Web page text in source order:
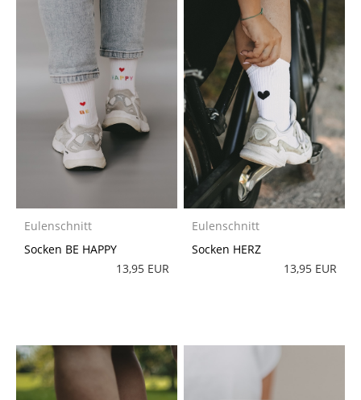
Eulenschnitt
Socken BE HAPPY
13,95 EUR
Eulenschnitt
Socken HERZ
13,95 EUR